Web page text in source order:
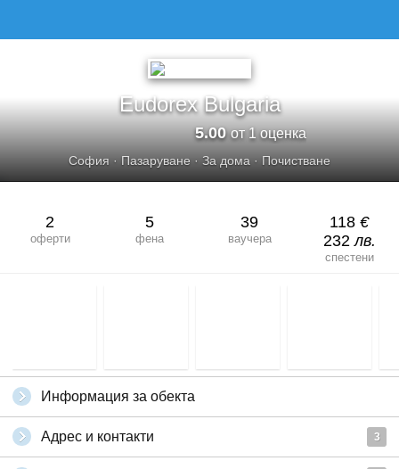
Eudorex Bulgaria
5.00от 1 оценка
София · Пазаруване · За дома · Почистване
2
оферти
5
фена
39
ваучера
118 €
232лв.
спестени
Информация за обекта
Адрес и контакти 3